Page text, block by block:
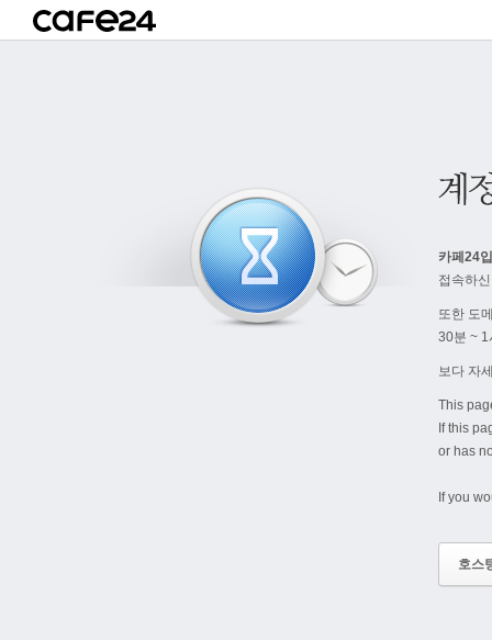
카페24
접속하
또한 도
30분 ~ 1
보다 자
This
If this
or has
If you
호스